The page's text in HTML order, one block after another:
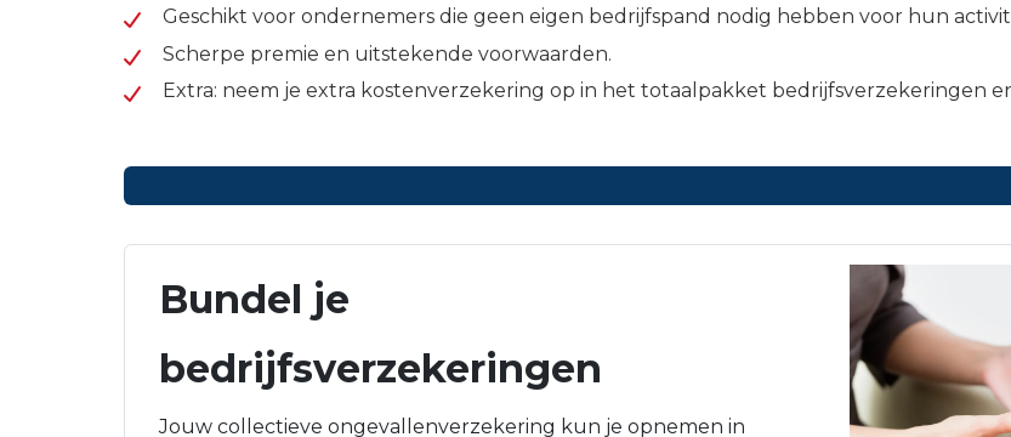
Geschikt voor ondernemers die geen eigen bedrijfspand nodig hebben voor hun
Scherpe premie en uitstekende voorwaarden.
Extra: neem je extra kostenverzekering op in het totaalpakket bedrijfsverzekeringen
Bundel je
bedrijfsverzekeringen
Jouw collectieve ongevallenverzekering kun je opnemen in